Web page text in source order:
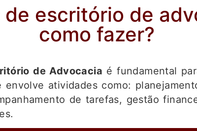
de escritório de
como fazer?
de Advocacia é fundamental
atividades como:
de tarefas, gestão